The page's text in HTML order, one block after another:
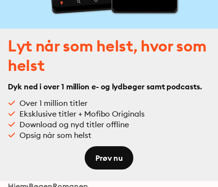
Lyt når som helst, hvor som
helst
Dyk ned i over 1 million e- og lydbøger samt podcasts.
Over 1 million titler
Eksklusive titler + Mofibo Originals
Download og nyd titler offline
Opsig når som helst
Prøv nu